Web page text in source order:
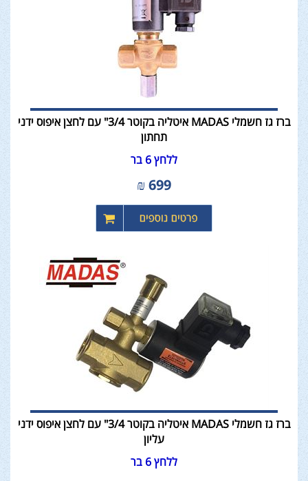
ברז גז חשמלי MADAS איטליה בקוטר 3/4" עם לחצן איפוס ידני
תחתון
ללחץ 6 בר
699
₪
ברז גז חשמלי MADAS איטליה בקוטר 3/4" עם לחצן איפוס ידני
עליון
ללחץ 6 בר